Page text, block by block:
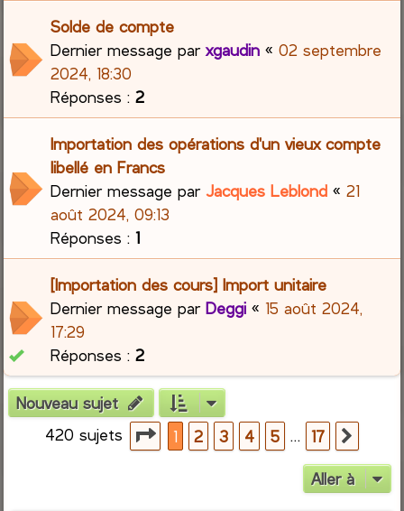
Solde de compte
Dernier message parxgaudin «02 septembre
2024, 18:30
Réponses :2
Importation des opérations d'un vieux compte
libellé en Francs
Dernier message parJacques Leblond «21
août 2024, 09:13
Réponses :1
[Importation des cours] Import unitaire
Dernier message parDeggi « 15 août 2024,
17:29
Réponses :2
Nouveau sujet
420 sujets
Page1sur 17
1 2 3 4 5 … 17
Aller à